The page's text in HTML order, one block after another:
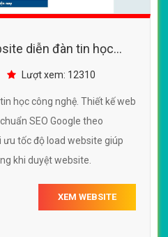
diễn đàn tin học
Lượt xem: 12310
học công nghệ. Thiết kế web
SEO Google theo
ưu tốc độ load website giúp
khi duyệt website.
XEM WEBSITE